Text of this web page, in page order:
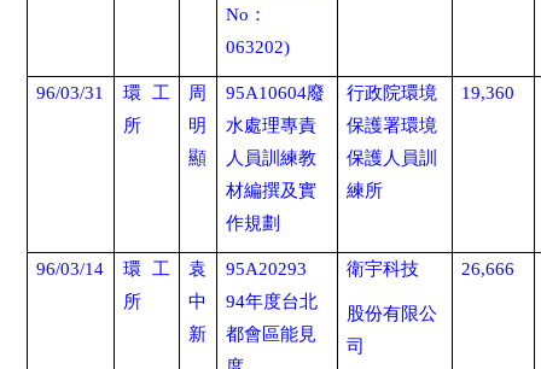
No ：
063202)
96/03/31
環工
所
周
明
顯
95A10604廢
水處理專責
人員訓練教
材編撰及實
作規劃
行政院環境
保護署環境
保護人員訓
練所
19,360
96/03/14
環工
所
袁
中
新
95A20293
94年度台北
都會區能見
衛宇科技
股份有限公
司
26,666